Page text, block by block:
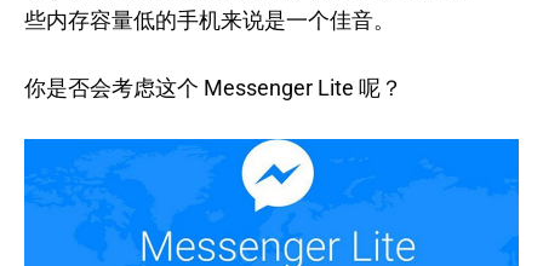
些内存容量低的手机来说是一个佳音。
你是否会考虑这个 Messenger Lite 呢？